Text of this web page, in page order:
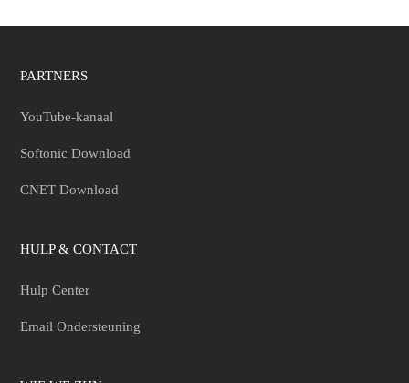
PARTNERS
YouTube-kanaal
Softonic Download
CNET Download
HULP & CONTACT
Hulp Center
Email Ondersteuning